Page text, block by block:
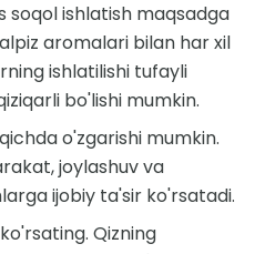
soqol ishlatish maqsadga
aromalari bilan har xil
ishlatilishi tufayli
bo'lishi mumkin.
o'zgarishi mumkin.
joylashuv va
ijobiy ta'sir ko'rsatadi.
Qizning